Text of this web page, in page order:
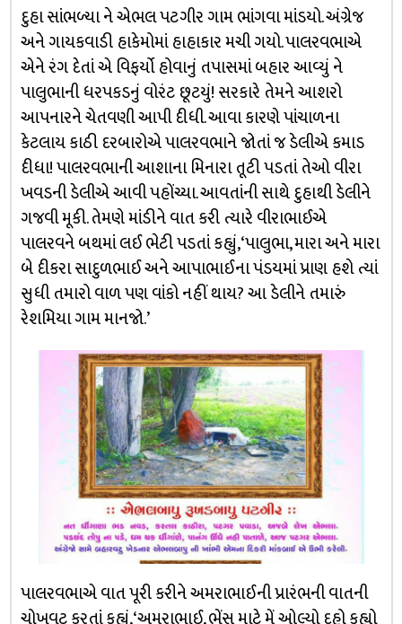
દુહા સાંભળ્યા ને એભલ પટગીર ગામ ભાંગવા માંડયો. અંગ્રેજ
અને ગાયકવાડી હાકેમોમાં હાહાકાર મચી ગયો. પાલરવભાએ
એને રંગ દેતાં એ વિફર્યો હોવાનું તપાસમાં બહાર આવ્યું ને
પાલુભાની ધરપકડનું વોરંટ છૂટયું! સરકારે તેમને આશરો
આપનારને ચેતવણી આપી દીધી. આવા કારણે પાંચાળના
કેટલાય કાઠી દરબારોએ પાલરવભાને જોતાં જ ડેલીએ કમાડ
દીધા! પાલરવભાની આશાના મિનારા તૂટી પડતાં તેઓ વીરા
ખવડની ડેલીએ આવી પહોંચ્યા. આવતાંની સાથે દુહાથી ડેલીને
ગજવી મૂકી. તેમણે માંડીને વાત કરી ત્યારે વીરાભાઈએ
પાલરવને બથમાં લઈ ભેટી પડતાં કહ્યું, ‘પાલુભા, મારા અને મારા
બે દીકરા સાદુળભાઈ અને આપાભાઈના પંડયમાં પ્રાણ હશે ત્યાં
સુધી તમારો વાળ પણ વાંકો નહીં થાય? આ ડેલીને તમારું
રેશમિયા ગામ માનજો.’
પાલરવભાએ વાત પૂરી કરીને અમરાભાઈની પ્રારંભની વાતની